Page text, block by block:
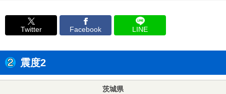
Twitter Facebook LINE
震度2
茨城県